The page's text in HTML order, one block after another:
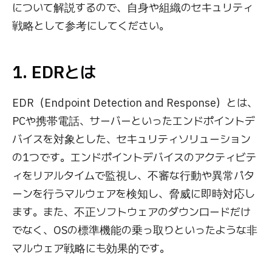
について解説するので、自身や組織のセキュリティ
戦略として参考にしてください。
1. EDRとは
EDR（Endpoint Detection and Response）とは、
PCや携帯電話、サーバーといったエンドポイントデ
バイスを対象とした、セキュリティソリューション
の1つです。エンドポイントデバイスのアクティビテ
ィをリアルタイムで監視し、不審な行動や異常パタ
ーンを行うマルウェアを検知し、脅威に即時対応し
ます。また、不正ソフトウェアのダウンロードだけ
でなく、OSの標準機能の乗っ取りといったような非
マルウェア戦略にも効果的です。